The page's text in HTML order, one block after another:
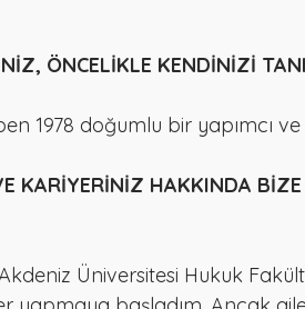
ÖNCELİKLE KENDİNİZİ
1978 doğumlu bir yapımcı
KARİYERİNİZ HAKKINDA
Üniversitesi Hukuk